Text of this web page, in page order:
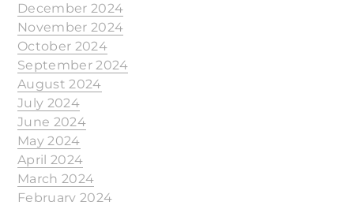
December 2024
November 2024
October 2024
September 2024
August 2024
July 2024
June 2024
May 2024
April 2024
March 2024
February 2024